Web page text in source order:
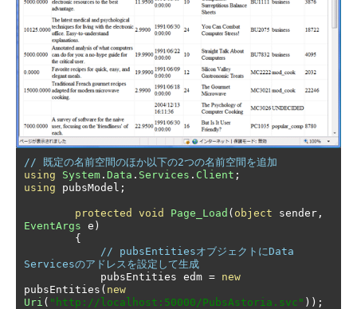
// 既定の名前空間のほか以下の2つの名前空間を追加
using
System . Data . Services . Client ;
using pubsModel ;
protected void Page_Load ( object sender ,
EventArgs e )
{
// pubsEntitiesオブジェクトにData
Servicesのアドレスを設定して生成
            pubsEntities edm
= new
pubsEntities ( new
Uri ( "http://localhost:50000/PubsAstoria.svc" ));